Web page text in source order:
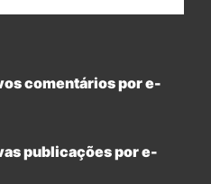
comentários por e-
publicações por e-